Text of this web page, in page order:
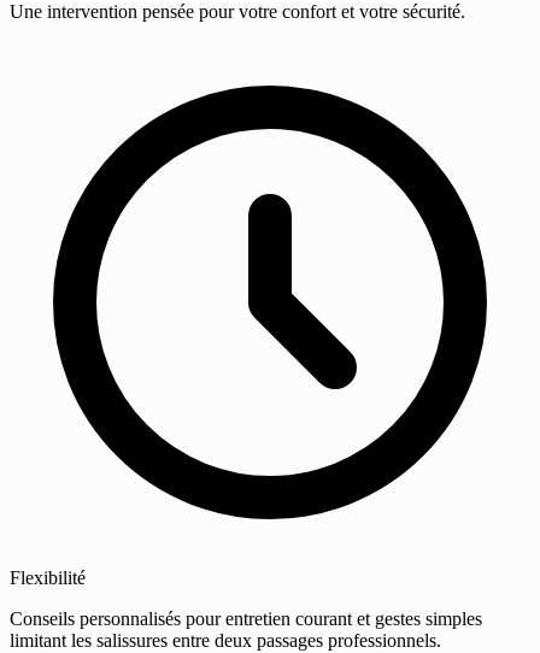
Une intervention pensée pour votre confort et votre sécurité.
Flexibilité
Conseils personnalisés pour entretien courant et gestes simples
limitant les salissures entre deux passages professionnels.